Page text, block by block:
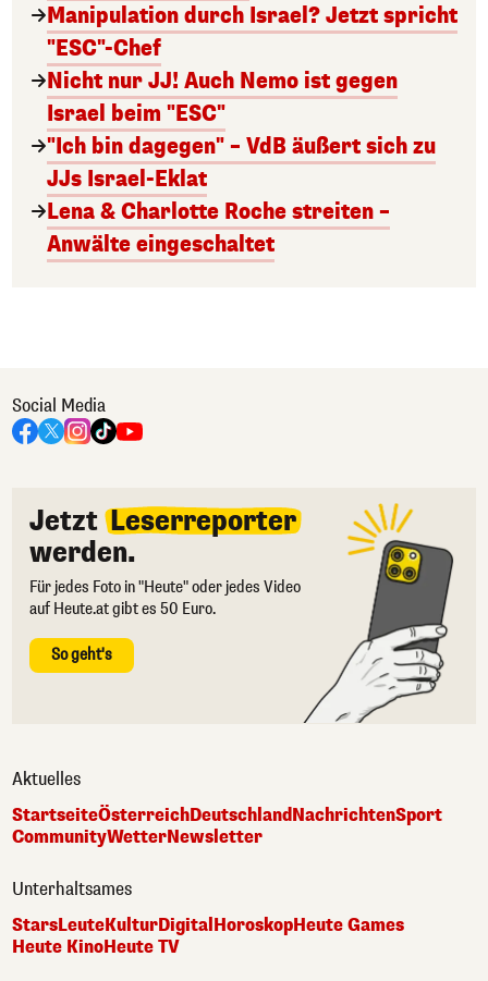
Manipulation durch Israel? Jetzt spricht
"ESC"-Chef
Nicht nur JJ! Auch Nemo ist gegen
Israel beim "ESC"
"Ich bin dagegen" – VdB äußert sich zu
JJs Israel-Eklat
Lena & Charlotte Roche streiten –
Anwälte eingeschaltet
Social Media
Jetzt Leserreporter
werden.
Für jedes Foto in "Heute" oder jedes Video
auf Heute.at gibt es 50 Euro.
So geht's
Aktuelles
StartseiteÖsterreichDeutschlandNachrichtenSport
CommunityWetterNewsletter
Unterhaltsames
StarsLeuteKulturDigital HoroskopHeute Games
Heute KinoHeute TV